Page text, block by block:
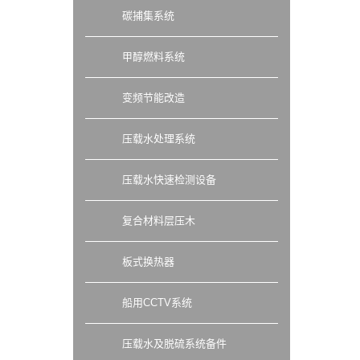
碳捕集系统
甲醇燃料系统
变频节能改造
压载水处理系统
压载水快速检测设备
复合材料层压木
板式换热器
船用CCTV系统
压载水及脱硫系统备件